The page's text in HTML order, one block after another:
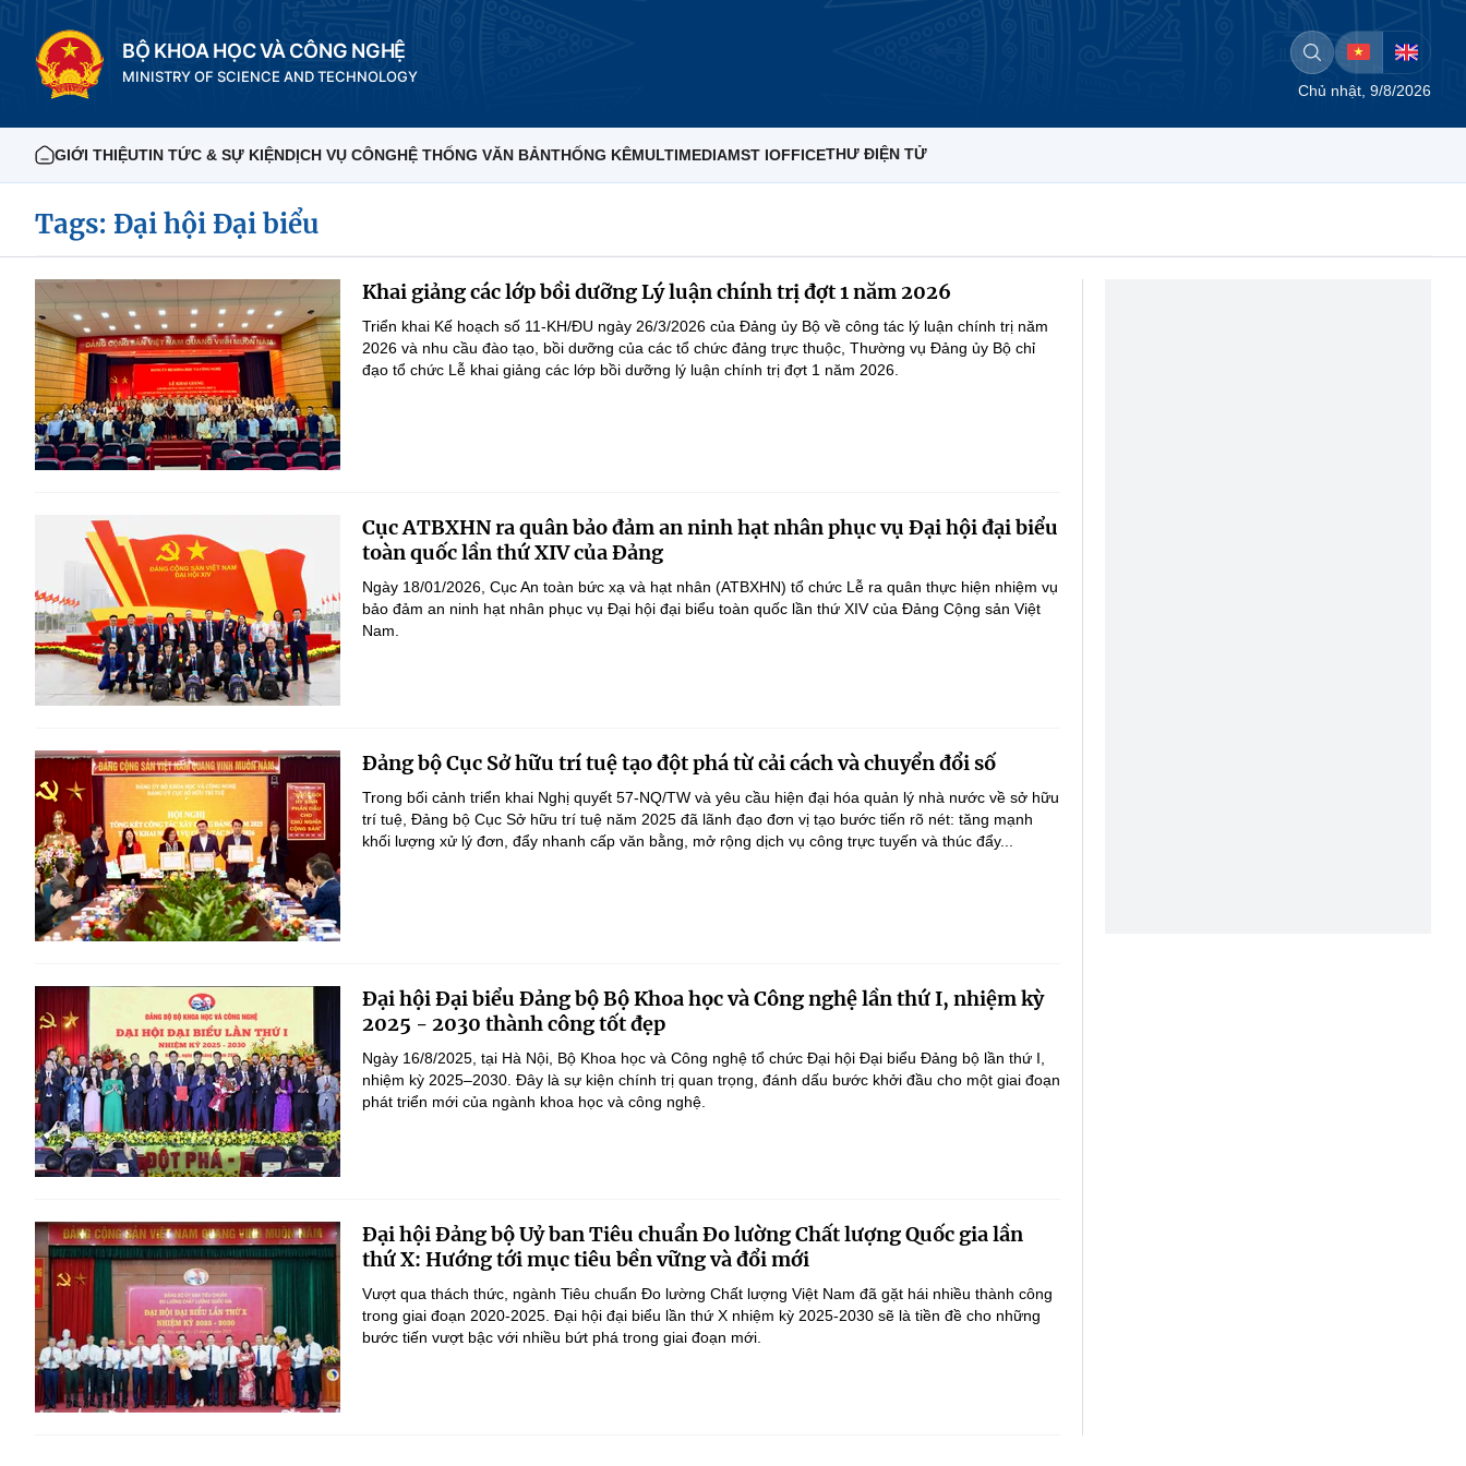
BỘ KHOA HỌC VÀ CÔNG NGHỆ
MINISTRY OF SCIENCE AND TECHNOLOGY
Chủ nhật, 9/8/2026
GIỚI THIỆUTIN TỨC & SỰ KIỆNDỊCH VỤ CÔNGHỆ THỐNG VĂN BẢNTHỐNG KÊMULTIMEDIAMST IOFFICETHƯ ĐIỆN TỬ
Tags: Đại hội Đại biểu
Khai giảng các lớp bồi dưỡng Lý luận chính trị đợt 1 năm 2026
Triển khai Kế hoạch số 11-KH/ĐU ngày 26/3/2026 của Đảng ủy Bộ về công tác lý luận chính trị năm
2026 và nhu cầu đào tạo, bồi dưỡng của các tổ chức đảng trực thuộc, Thường vụ Đảng ủy Bộ chỉ
đạo tổ chức Lễ khai giảng các lớp bồi dưỡng lý luận chính trị đợt 1 năm 2026.
Cục ATBXHN ra quân bảo đảm an ninh hạt nhân phục vụ Đại hội đại biểu
toàn quốc lần thứ XIV của Đảng
Ngày 18/01/2026, Cục An toàn bức xạ và hạt nhân (ATBXHN) tổ chức Lễ ra quân thực hiện nhiệm vụ
bảo đảm an ninh hạt nhân phục vụ Đại hội đại biểu toàn quốc lần thứ XIV của Đảng Cộng sản Việt
Nam.
Đảng bộ Cục Sở hữu trí tuệ tạo đột phá từ cải cách và chuyển đổi số
Trong bối cảnh triển khai Nghị quyết 57-NQ/TW và yêu cầu hiện đại hóa quản lý nhà nước về sở hữu
trí tuệ, Đảng bộ Cục Sở hữu trí tuệ năm 2025 đã lãnh đạo đơn vị tạo bước tiến rõ nét: tăng mạnh
khối lượng xử lý đơn, đẩy nhanh cấp văn bằng, mở rộng dịch vụ công trực tuyến và thúc đẩy...
Đại hội Đại biểu Đảng bộ Bộ Khoa học và Công nghệ lần thứ I, nhiệm kỳ
2025 - 2030 thành công tốt đẹp
Ngày 16/8/2025, tại Hà Nội, Bộ Khoa học và Công nghệ tổ chức Đại hội Đại biểu Đảng bộ lần thứ I,
nhiệm kỳ 2025–2030. Đây là sự kiện chính trị quan trọng, đánh dấu bước khởi đầu cho một giai đoạn
phát triển mới của ngành khoa học và công nghệ.
Đại hội Đảng bộ Uỷ ban Tiêu chuẩn Đo lường Chất lượng Quốc gia lần
thứ X: Hướng tới mục tiêu bền vững và đổi mới
Vượt qua thách thức, ngành Tiêu chuẩn Đo lường Chất lượng Việt Nam đã gặt hái nhiều thành công
trong giai đoạn 2020-2025. Đại hội đại biểu lần thứ X nhiệm kỳ 2025-2030 sẽ là tiền đề cho những
bước tiến vượt bậc với nhiều bứt phá trong giai đoạn mới.